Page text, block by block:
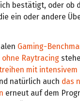
bestätigt, oder ob
ein oder andere
Gaming-
ohne Raytracing
mit intensivem
natürlich auch das
erneut auf dem